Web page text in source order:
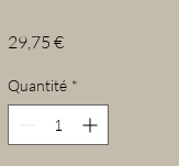
29,75 €Prix
Quantité *